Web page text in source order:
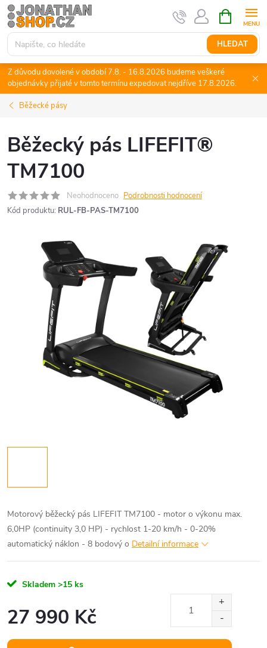
Přejít
na
obsah
HLEDAT
NÁKUPNÍ
KOŠÍK
Z důvodu dovolené v období 7.8. - 16.8.2026 budeme veškeré
objednávky přijaté v tomto termínu expedovat nejdříve 17.8.2026.
Běžecké pásy
Běžecký pás LIFEFIT®
TM7100
Neohodnoceno Podrobnosti hodnocení
Kód produktu: RUL-FB-PAS-TM7100
Motorový běžecký pás LIFEFIT TM7100 - motor o výkonu max.
6,0HP (continuity 3,0 HP) - rychlost 1-20 km/h - 0-20%
automatický náklon - 8 bodový o Detailní informace
Skladem >15 ks
27 990 Kč